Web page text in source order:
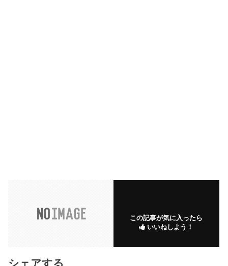
この記事が気に入ったら
いいねしよう！
シェアする